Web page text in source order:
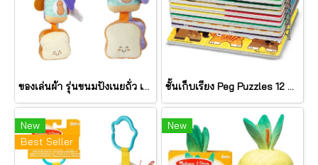
ของเล่นผ้า รุ่นขนมปังเนยถั่ว เขย่ามีเสียง PB&J Take Along Toy รุ่น 30742 ยี่ห้อ Melissa & Doug ชั้นเก็บเรียง Peg Puzzles 12 แผ่น Wire Puzzle-Storage Rack รุ่น 1018 ยี่ห้อ Melissa & Doug (นำเข้า USA)
New
Best Seller
New